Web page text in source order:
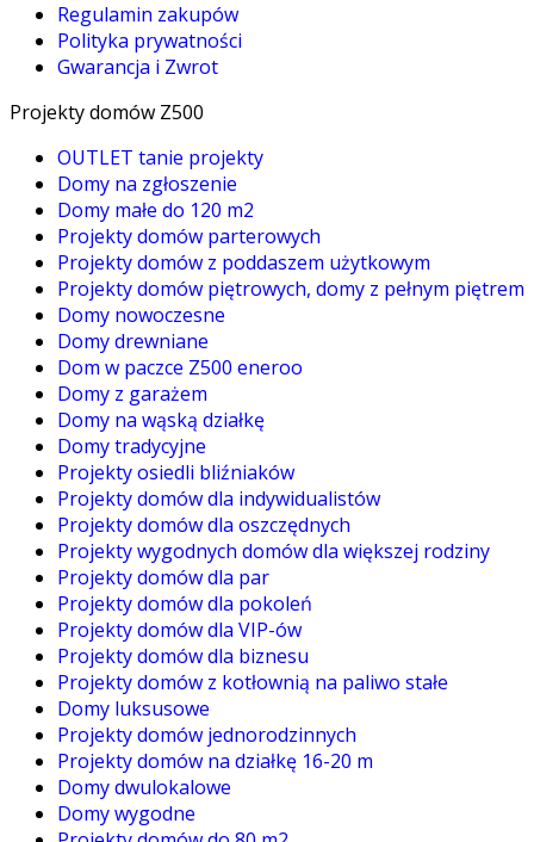
Regulamin zakupów
Polityka prywatności
Gwarancja i Zwrot
Projekty domów Z500
OUTLET tanie projekty
Domy na zgłoszenie
Domy małe do 120 m2
Projekty domów parterowych
Projekty domów z poddaszem użytkowym
Projekty domów piętrowych, domy z pełnym piętrem
Domy nowoczesne
Domy drewniane
Dom w paczce Z500 eneroo
Domy z garażem
Domy na wąską działkę
Domy tradycyjne
Projekty osiedli bliźniaków
Projekty domów dla indywidualistów
Projekty domów dla oszczędnych
Projekty wygodnych domów dla większej rodziny
Projekty domów dla par
Projekty domów dla pokoleń
Projekty domów dla VIP-ów
Projekty domów dla biznesu
Projekty domów z kotłownią na paliwo stałe
Domy luksusowe
Projekty domów jednorodzinnych
Projekty domów na działkę 16-20 m
Domy dwulokalowe
Domy wygodne